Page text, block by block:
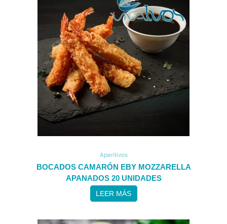
Aperitivos
BOCADOS CAMARÓN EBY MOZZARELLA
APANADOS 20 UNIDADES
LEER MÁS